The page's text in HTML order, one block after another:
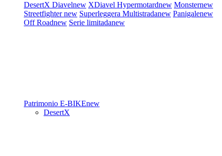
DesertX Diavelnew XDiavel Hypermotardnew Monsternew
Streetfighternew Superleggera Multistradanew Panigalenew
Off Roadnew Serie limitadanew
Patrimonio E-BIKEnew
DesertX